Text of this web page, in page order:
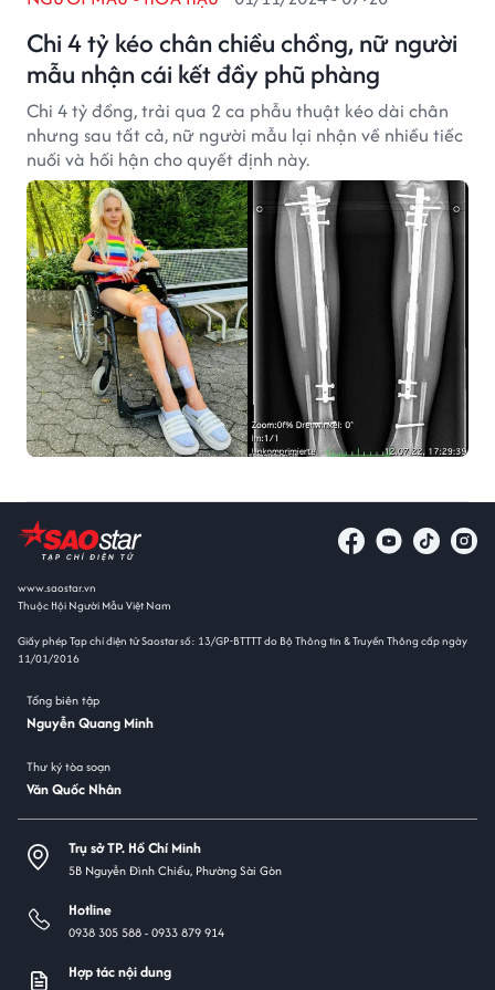
Chi 4 tỷ kéo chân chiều chồng, nữ người
mẫu nhận cái kết đầy phũ phàng
Chi 4 tỷ đồng, trải qua 2 ca phẫu thuật kéo dài chân
nhưng sau tất cả, nữ người mẫu lại nhận về nhiều tiếc
nuối và hối hận cho quyết định này.
www.saostar.vn
Thuộc Hội Người Mẫu Việt Nam
Giấy phép Tạp chí điện tử Saostar số: 13/GP-BTTTT do Bộ Thông tin & Truyền Thông cấp ngày
11/01/2016
Tổng biên tập
Nguyễn Quang Minh
Thư ký tòa soạn
Văn Quốc Nhân
Trụ sở TP. Hồ Chí Minh
5B Nguyễn Đình Chiểu, Phường Sài Gòn
Hotline
0938 305 588 -0933 879 914
Hợp tác nội dung